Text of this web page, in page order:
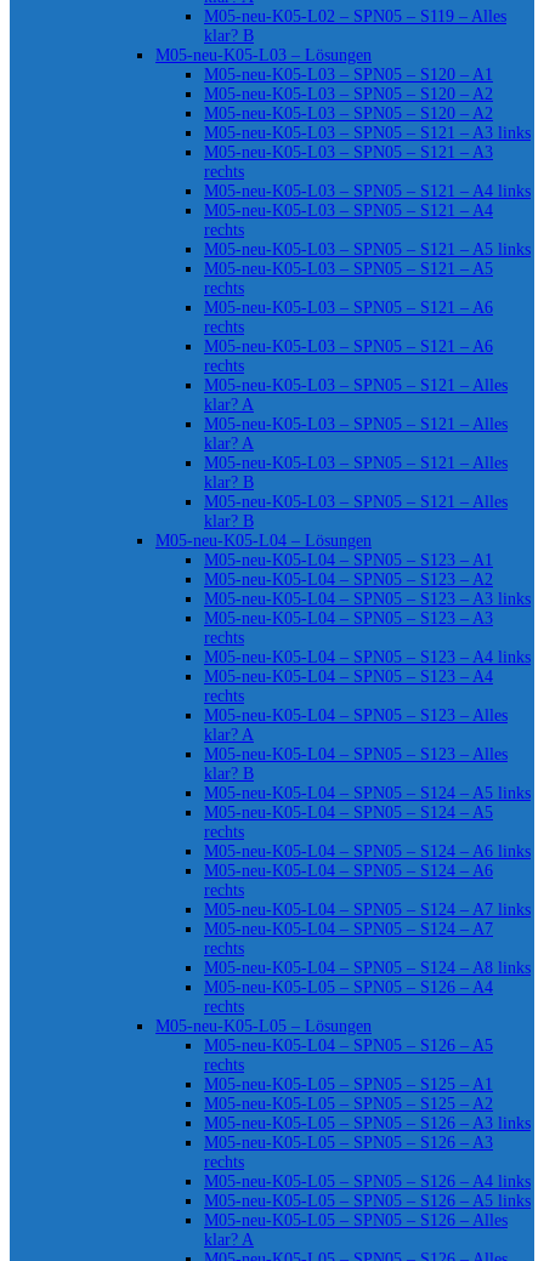
M05-neu-K05-L02 – SPN05 – S119 – Alles
klar? B
M05-neu-K05-L03 – Lösungen
M05-neu-K05-L03 – SPN05 – S120 – A1
M05-neu-K05-L03 – SPN05 – S120 – A2
M05-neu-K05-L03 – SPN05 – S120 – A2
M05-neu-K05-L03 – SPN05 – S121 – A3 links
M05-neu-K05-L03 – SPN05 – S121 – A3
rechts
M05-neu-K05-L03 – SPN05 – S121 – A4 links
M05-neu-K05-L03 – SPN05 – S121 – A4
rechts
M05-neu-K05-L03 – SPN05 – S121 – A5 links
M05-neu-K05-L03 – SPN05 – S121 – A5
rechts
M05-neu-K05-L03 – SPN05 – S121 – A6
rechts
M05-neu-K05-L03 – SPN05 – S121 – A6
rechts
M05-neu-K05-L03 – SPN05 – S121 – Alles
klar? A
M05-neu-K05-L03 – SPN05 – S121 – Alles
klar? A
M05-neu-K05-L03 – SPN05 – S121 – Alles
klar? B
M05-neu-K05-L03 – SPN05 – S121 – Alles
klar? B
M05-neu-K05-L04 – Lösungen
M05-neu-K05-L04 – SPN05 – S123 – A1
M05-neu-K05-L04 – SPN05 – S123 – A2
M05-neu-K05-L04 – SPN05 – S123 – A3 links
M05-neu-K05-L04 – SPN05 – S123 – A3
rechts
M05-neu-K05-L04 – SPN05 – S123 – A4 links
M05-neu-K05-L04 – SPN05 – S123 – A4
rechts
M05-neu-K05-L04 – SPN05 – S123 – Alles
klar? A
M05-neu-K05-L04 – SPN05 – S123 – Alles
klar? B
M05-neu-K05-L04 – SPN05 – S124 – A5 links
M05-neu-K05-L04 – SPN05 – S124 – A5
rechts
M05-neu-K05-L04 – SPN05 – S124 – A6 links
M05-neu-K05-L04 – SPN05 – S124 – A6
rechts
M05-neu-K05-L04 – SPN05 – S124 – A7 links
M05-neu-K05-L04 – SPN05 – S124 – A7
rechts
M05-neu-K05-L04 – SPN05 – S124 – A8 links
M05-neu-K05-L05 – SPN05 – S126 – A4
rechts
M05-neu-K05-L05 – Lösungen
M05-neu-K05-L04 – SPN05 – S126 – A5
rechts
M05-neu-K05-L05 – SPN05 – S125 – A1
M05-neu-K05-L05 – SPN05 – S125 – A2
M05-neu-K05-L05 – SPN05 – S126 – A3 links
M05-neu-K05-L05 – SPN05 – S126 – A3
rechts
M05-neu-K05-L05 – SPN05 – S126 – A4 links
M05-neu-K05-L05 – SPN05 – S126 – A5 links
M05-neu-K05-L05 – SPN05 – S126 – Alles
klar? A